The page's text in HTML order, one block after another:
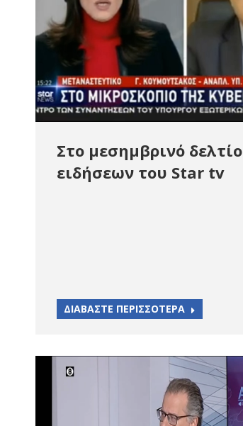
Στο μεσημβρινό δελτίο
ειδήσεων του Star tv
ΔΙΑΒΑΣΤΕ ΠΕΡΙΣΣΟΤΕΡΑ